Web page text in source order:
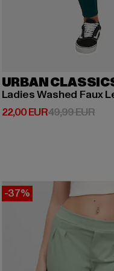
URBAN
Ladies Washed Faux
22,00 EUR
Derzeitiger Preis: 22,00
49,99 EUR
-37%